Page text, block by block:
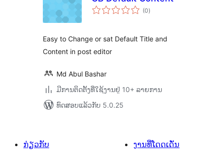
(0ຄະແນນ
ທັງໝົດ
)
Easy to Change or sat Default Title and
Content in post editor
Md Abul Bashar
ມີການຕິດຕັ້ງທີ່ໃຊ້ງານຢູ່ 10+ ລາຍການ
ທົດສອບແລ້ວກັບ 5.0.25
ກ່ຽວກັບ
ງານທີ່ໂດດເດັ່ນ